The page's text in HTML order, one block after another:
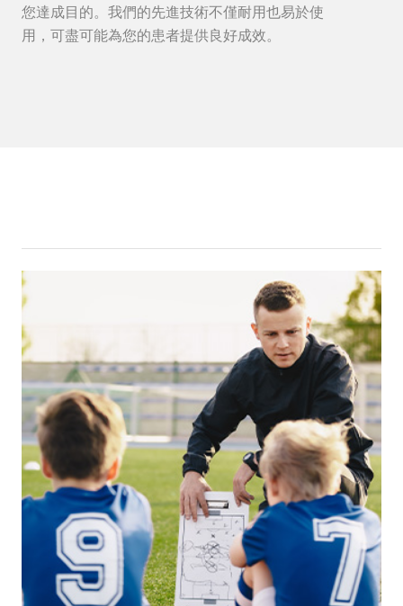
您達成目的。我們的先進技術不僅耐用也易於使
用，可盡可能為您的患者提供良好成效。